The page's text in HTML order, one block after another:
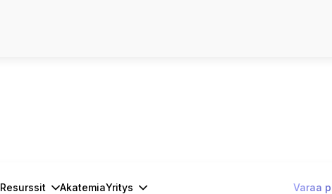
Resurssit AkatemiaYritys Varaa